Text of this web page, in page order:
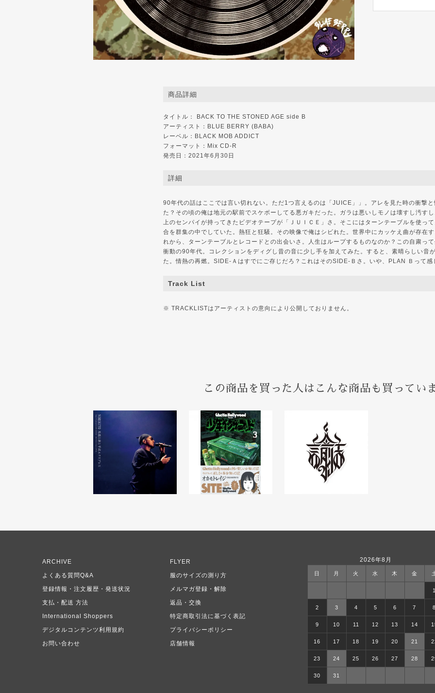
商品詳細
タイトル： BACK TO THE STONED AGE side B
アーティスト：BLUE BERRY (BABA)
レーベル：BLACK MOB ADDICT
フォーマット：Mix CD-R
発売日：2021年6月30日
詳細
90年代の話はここでは言い切れない。ただ1つ言えるのは「JUICE」」。アレを見た時の衝撃と
た？その頃の俺は地元の駅前でスケボーしてる悪ガキだった。ガラは悪いしモノは壊すし汚す
上のセンパイが持ってきたビデオテープが「ＪＵＩＣＥ」さ。そこにはターンテーブルを使っ
合を群集の中でしていた。熱狂と狂騒。その映像で俺はシビれた。世界中にカッケえ曲が存在
れから、ターンテーブルとレコードとの出会いさ。人生はループするものなのか？この自粛っ
衝動の90年代。コレクションをディグし昔の音に少し手を加えてみた。すると、素晴らしい音
た。情熱の再燃。SIDE-Ａはすでにご存じだろ？これはそのSIDE-Ｂさ。いや、PLAN Ｂって感
Track List
※ TRACKLISTはアーティストの意向により公開しておりません。
この商品を買った人はこんな商品も買ってい
2026年8月
日 月 火 水 木 金
1
2 3 4 5 6 7 8
9 10 11 12 13 14
16 17 18 19 20 21
23 24 25 26 27 28
30 31
ARCHIVE
FLYER
よくある質問Q&A
服のサイズの測り方
登録情報・注文履歴・発送状況
メルマガ登録・解除
支払・配送 方法
返品・交換
International Shoppers
特定商取引法に基づく表記
デジタルコンテンツ利用規約
プライバシーポリシー
お問い合わせ
店舗情報